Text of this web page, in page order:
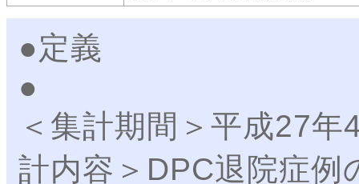
●定義
＜集計期間＞平成27
計内容＞DPC退院症